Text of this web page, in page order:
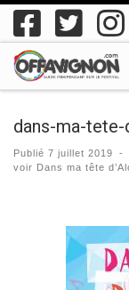
Passer au contenu
dans-ma-
Publié 7 juillet 2019 -
voir Dans ma tête